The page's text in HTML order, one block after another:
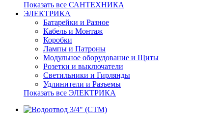
Показать все САНТЕХНИКА
ЭЛЕКТРИКА
Батарейки и Разное
Кабель и Монтаж
Коробки
Лампы и Патроны
Модульное оборудование и Щиты
Розетки и выключатели
Светильники и Гирлянды
Удлинители и Разъемы
Показать все ЭЛЕКТРИКА